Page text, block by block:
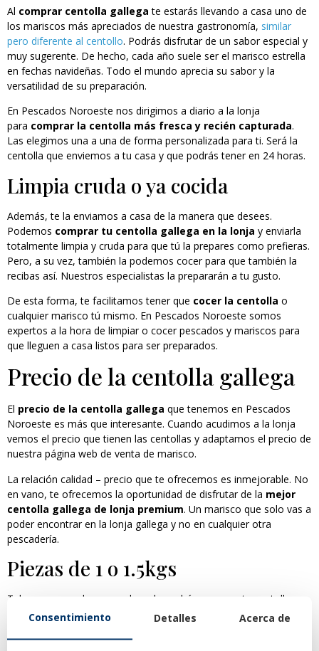
Al comprar centolla gallega te estarás llevando a casa uno de
los mariscos más apreciados de nuestra gastronomía, similar
pero diferente al centollo. Podrás disfrutar de un sabor especial y
muy sugerente. De hecho, cada año suele ser el marisco estrella
en fechas navideñas. Todo el mundo aprecia su sabor y la
versatilidad de su preparación.
En Pescados Noroeste nos dirigimos a diario a la lonja
para comprar la centolla más fresca y recién capturada.
Las elegimos una a una de forma personalizada para ti. Será la
centolla que enviemos a tu casa y que podrás tener en 24 horas.
Limpia cruda o ya cocida
Además, te la enviamos a casa de la manera que desees.
Podemos comprar tu centolla gallega en la lonja y enviarla
totalmente limpia y cruda para que tú la prepares como prefieras.
Pero, a su vez, también la podemos cocer para que también la
recibas así. Nuestros especialistas la prepararán a tu gusto.
De esta forma, te facilitamos tener que cocer la centolla o
cualquier marisco tú mismo. En Pescados Noroeste somos
expertos a la hora de limpiar o cocer pescados y mariscos para
que lleguen a casa listos para ser preparados.
Precio de la centolla gallega
El precio de la centolla gallega que tenemos en Pescados
Noroeste es más que interesante. Cuando acudimos a la lonja
vemos el precio que tienen las centollas y adaptamos el precio de
nuestra página web de venta de marisco.
La relación calidad – precio que te ofrecemos es inmejorable. No
en vano, te ofrecemos la oportunidad de disfrutar de la mejor
centolla gallega de lonja premium. Un marisco que solo vas a
poder encontrar en la lonja gallega y no en cualquier otra
pescadería.
Piezas de 1 o 1.5kgs
Tal y como puedes ver en la web, podrás comprar tu centolla
gallega enpiezas de 1 o 1,5 kilos. Estos pesos suelen ser los
Además, te resultará más sencillo poder prepararla al tener estas
Consentimiento Detalles Acerca de